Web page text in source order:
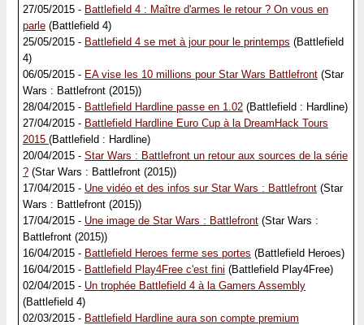
27/05/2015 - Battlefield 4 : Maître d'armes le retour ? On vous en
parle (Battlefield 4)
25/05/2015 - Battlefield 4 se met à jour pour le printemps (Battlefield
4)
06/05/2015 - EA vise les 10 millions pour Star Wars Battlefront (Star
Wars : Battlefront (2015))
28/04/2015 - Battlefield Hardline passe en 1.02 (Battlefield : Hardline)
27/04/2015 - Battlefield Hardline Euro Cup à la DreamHack Tours
2015 (Battlefield : Hardline)
20/04/2015 - Star Wars : Battlefront un retour aux sources de la série
? (Star Wars : Battlefront (2015))
17/04/2015 - Une vidéo et des infos sur Star Wars : Battlefront (Star
Wars : Battlefront (2015))
17/04/2015 - Une image de Star Wars : Battlefront (Star Wars :
Battlefront (2015))
16/04/2015 - Battlefield Heroes ferme ses portes (Battlefield Heroes)
16/04/2015 - Battlefield Play4Free c'est fini (Battlefield Play4Free)
02/04/2015 - Un trophée Battlefield 4 à la Gamers Assembly
(Battlefield 4)
02/03/2015 - Battlefield Hardline aura son compte premium